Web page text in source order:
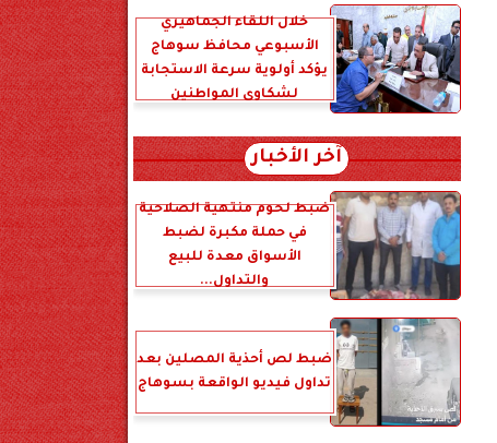
خلال اللقاء الجماهيري
الأسبوعي محافظ سوهاج
يؤكد أولوية سرعة الاستجابة
لشكاوى المواطنين
آخر الأخبار
ضبط لحوم منتهية الصلاحية
في حملة مكبرة لضبط
الأسواق معدة للبيع
والتداول...
ضبط لص أحذية المصلين بعد
تداول فيديو الواقعة بسوهاج